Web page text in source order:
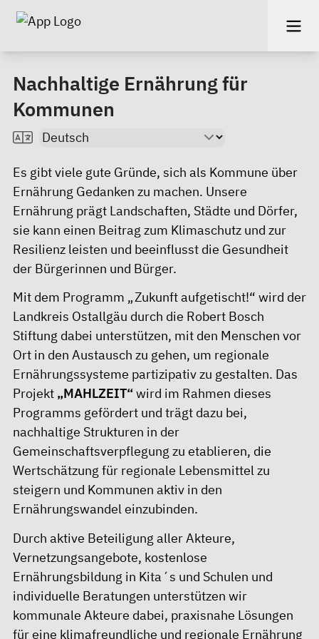
Nachhaltige Ernährung für
Kommunen
Es gibt viele gute Gründe, sich als Kommune über
Ernährung Gedanken zu machen. Unsere
Ernährung prägt Landschaften, Städte und Dörfer,
sie kann einen Beitrag zum Klimaschutz und zur
Resilienz leisten und beeinflusst die Gesundheit
der Bürgerinnen und Bürger.
Mit dem Programm „Zukunft aufgetischt!“ wird der
Landkreis Ostallgäu durch die Robert Bosch
Stiftung dabei unterstützen, mit den Menschen vor
Ort in den Austausch zu gehen, um regionale
Ernährungssysteme partizipativ zu gestalten. Das
Projekt „MAHLZEIT“wird im Rahmen dieses
Programms gefördert und trägt dazu bei,
nachhaltige Strukturen in der
Gemeinschaftsverpflegung zu etablieren, die
Wertschätzung für regionale Lebensmittel zu
steigern und Kommunen aktiv in den
Ernährungswandel einzubinden.
Durch aktive Beteiligung aller Akteure,
Vernetzungsangebote, kostenlose
Ernährungsbildung in Kita´s und Schulen und
individuelle Beratungen unterstützen wir
kommunale Akteure dabei, praxisnahe Lösungen
für eine klimafreundliche und regionale Ernährung